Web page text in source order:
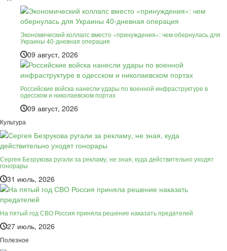
Экономический коллапс вместо «принуждения»: чем обернулась для
Украины 40-дневная операция
09 август, 2026
Российские войска нанесли удары по военной инфраструктуре в
одесском и николаевском портах
09 август, 2026
Культура
Сергея Безрукова ругали за рекламу, не зная, куда действительно уходят
гонорары
31 июль, 2026
На пятый год СВО Россия приняла решение наказать предателей
27 июль, 2026
Полезное